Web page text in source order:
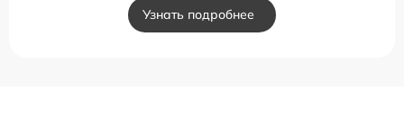
Узнать подробнее